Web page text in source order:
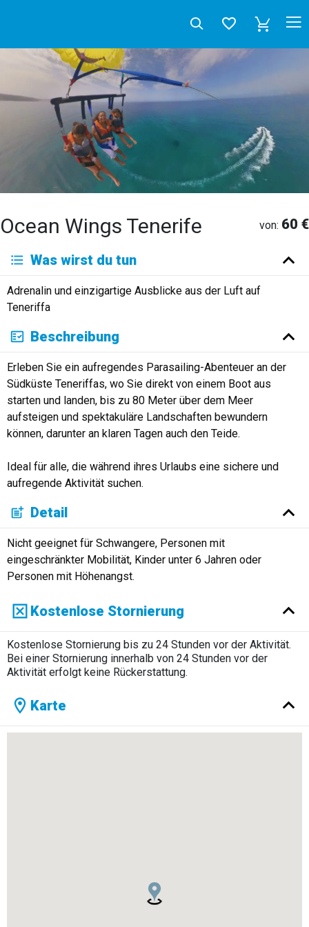
Ocean Wings Tenerife von: 60 €
Deutsch English
Français
Italiano
Neerlandés
Русский
Was wirst du tun
Adrenalin und einzigartige Ausblicke aus der Luft auf
Teneriffa
Beschreibung
Erleben Sie ein aufregendes Parasailing-Abenteuer an der
Südküste Teneriffas, wo Sie direkt von einem Boot aus
starten und landen, bis zu 80 Meter über dem Meer
aufsteigen und spektakuläre Landschaften bewundern
können, darunter an klaren Tagen auch den Teide.
Ideal für alle, die während ihres Urlaubs eine sichere und
aufregende Aktivität suchen.
Detail
Nicht geeignet für Schwangere, Personen mit
eingeschränkter Mobilität, Kinder unter 6 Jahren oder
Personen mit Höhenangst.
Kostenlose Stornierung
Kostenlose Stornierung bis zu 24 Stunden vor der Aktivität.
Bei einer Stornierung innerhalb von 24 Stunden vor der
Aktivität erfolgt keine Rückerstattung.
Karte